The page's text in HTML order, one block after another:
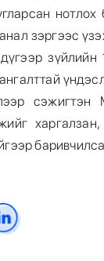
нотлох
зэргээс